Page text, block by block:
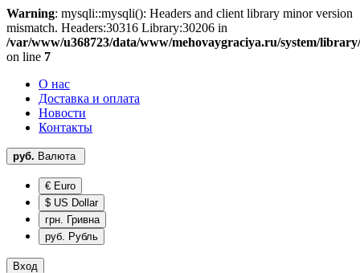
Warning: mysqli::mysqli(): Headers and client library minor version
mismatch. Headers:30316 Library:30206 in
/var/www/u368723/data/www/mehovaygraciya.ru/system/
on line 7
О нас
Доставка и оплата
Новости
Контакты
руб. Валюта
€ Euro
$ US Dollar
грн. Гривна
руб. Рубль
Вход